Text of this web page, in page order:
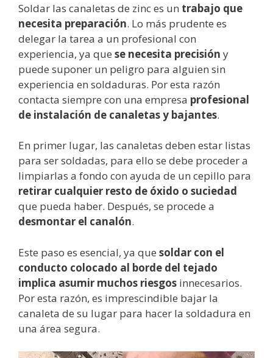
Soldar las canaletas de zinc es un trabajo que
necesita preparación. Lo más prudente es
delegar la tarea a un profesional con
experiencia, ya que se necesita precisión y
puede suponer un peligro para alguien sin
experiencia en soldaduras. Por esta razón
contacta siempre con una empresa profesional
de instalación de canaletas y bajantes.
En primer lugar, las canaletas deben estar listas
para ser soldadas, para ello se debe proceder a
limpiarlas a fondo con ayuda de un cepillo para
retirar cualquier resto de óxido o suciedad
que pueda haber. Después, se procede a
desmontar el canalón.
Este paso es esencial, ya que soldar con el
conducto colocado al borde del tejado
implica asumir muchos riesgos innecesarios.
Por esta razón, es imprescindible bajar la
canaleta de su lugar para hacer la soldadura en
una área segura.